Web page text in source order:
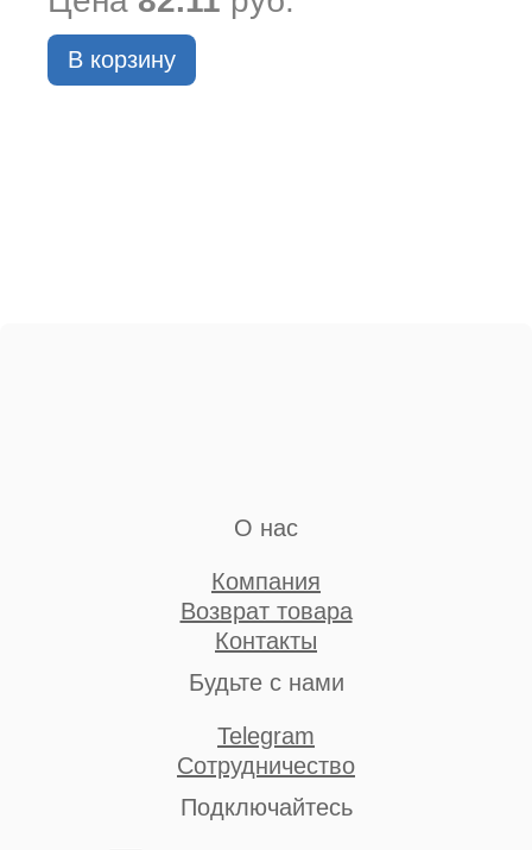
В корзину
О нас
Компания
Возврат товара
Контакты
Будьте с нами
Telegram
Сотрудничество
Подключайтесь